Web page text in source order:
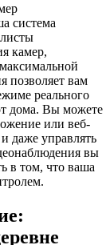
система
камер,
позволяет вам
реального
дома. Вы можете
или веб-
даже управлять
вы
в том, что ваша